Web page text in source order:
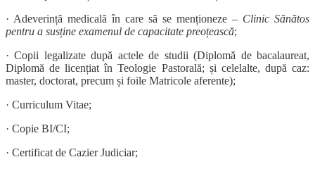
· Adeverință medicală în care să se menționeze – Clinic Sănătos
pentru a susține examenul de capacitate preoțească;
· Copii legalizate după actele de studii (Diplomă de bacalaureat,
Diplomă de licențiat în Teologie Pastorală; și celelalte, după caz:
master, doctorat, precum și foile Matricole aferente);
· Curriculum Vitae;
· Copie BI/CI;
· Certificat de Cazier Judiciar;